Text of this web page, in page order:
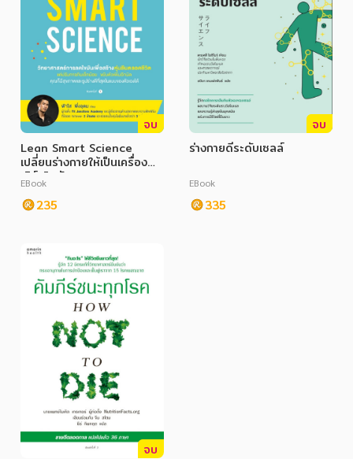
ศาสนา และปรัชญา
กฎหมาย สัญญา ภาษี
การเงิน การลงทุน บริหาร
นิตยสาร หนังสือพิมพ์
ครอบครัว
วรรณกรรม
การเกษตร ชีววิทยา
เทคโนโลยี การสื่อสาร วิทยาศาสตร์
ภาษาศาสตร์
หนังสือเด็ก
การพัฒนาตนเอง
ความรู้ทั่วไป
การ์ตูนความรู้ การ์ตูน
การ์ตูนมังงะ (Manga)
จบ
Lean Smart Science
เปลี่ยนร่างกายให้เป็นเครื่อง
เบิร์นไขมัน
EBook
235
จบ
ร่างกายดีระดับเซลล์
EBook
335
จบ